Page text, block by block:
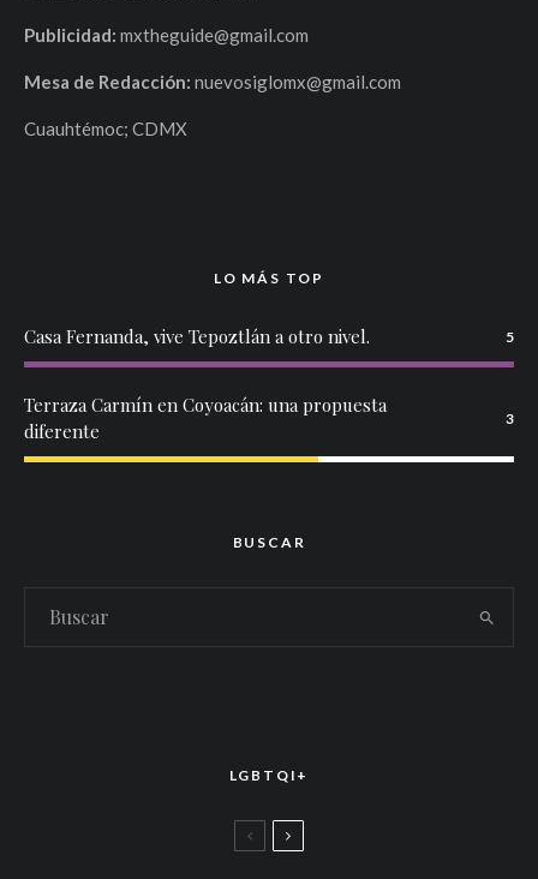
Publicidad: mxtheguide@gmail.com
Mesa de Redacción: nuevosiglomx@gmail.com
Cuauhtémoc; CDMX
LO MÁS TOP
Casa Fernanda, vive Tepoztlán a otro nivel. 5
Terraza Carmín en Coyoacán: una propuesta
diferente
3
BUSCAR
LGBTQI+